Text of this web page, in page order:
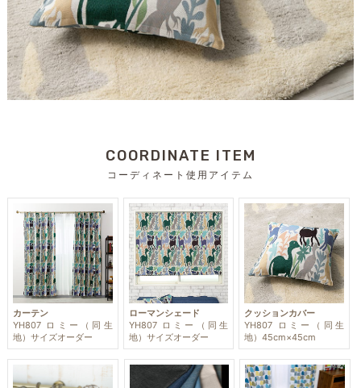
COORDINATE ITEM
コーディネート使用アイテム
カーテン
YH807 ロミー（同生
地）サイズオーダー
ローマンシェード
YH807 ロミー（同生
地）サイズオーダー
クッションカバー
YH807 ロミー（同生
地）45cm×45cm